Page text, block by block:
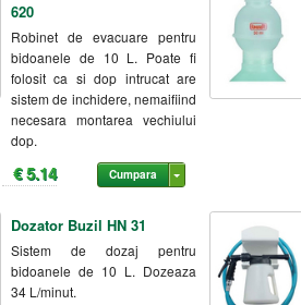
620
Robinet de evacuare pentru
bidoanele de 10 L. Poate fi
folosit ca si dop intrucat are
sistem de inchidere, nemaifiind
necesara montarea vechiului
dop.
€ 5.14 Cumpara
Dozator Buzil HN 31
Sistem de dozaj pentru
bidoanele de 10 L. Dozeaza
34 L/minut.